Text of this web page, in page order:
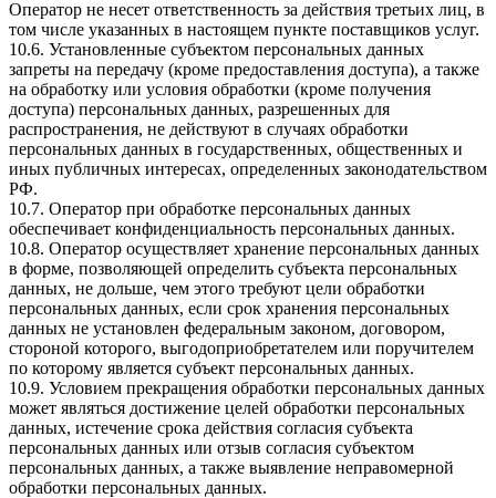
Оператор не несет ответственность за действия третьих лиц, в
том числе указанных в настоящем пункте поставщиков услуг.
10.6. Установленные субъектом персональных данных
запреты на передачу (кроме предоставления доступа), а также
на обработку или условия обработки (кроме получения
доступа) персональных данных, разрешенных для
распространения, не действуют в случаях обработки
персональных данных в государственных, общественных и
иных публичных интересах, определенных законодательством
РФ.
10.7. Оператор при обработке персональных данных
обеспечивает конфиденциальность персональных данных.
10.8. Оператор осуществляет хранение персональных данных
в форме, позволяющей определить субъекта персональных
данных, не дольше, чем этого требуют цели обработки
персональных данных, если срок хранения персональных
данных не установлен федеральным законом, договором,
стороной которого, выгодоприобретателем или поручителем
по которому является субъект персональных данных.
10.9. Условием прекращения обработки персональных данных
может являться достижение целей обработки персональных
данных, истечение срока действия согласия субъекта
персональных данных или отзыв согласия субъектом
персональных данных, а также выявление неправомерной
обработки персональных данных.